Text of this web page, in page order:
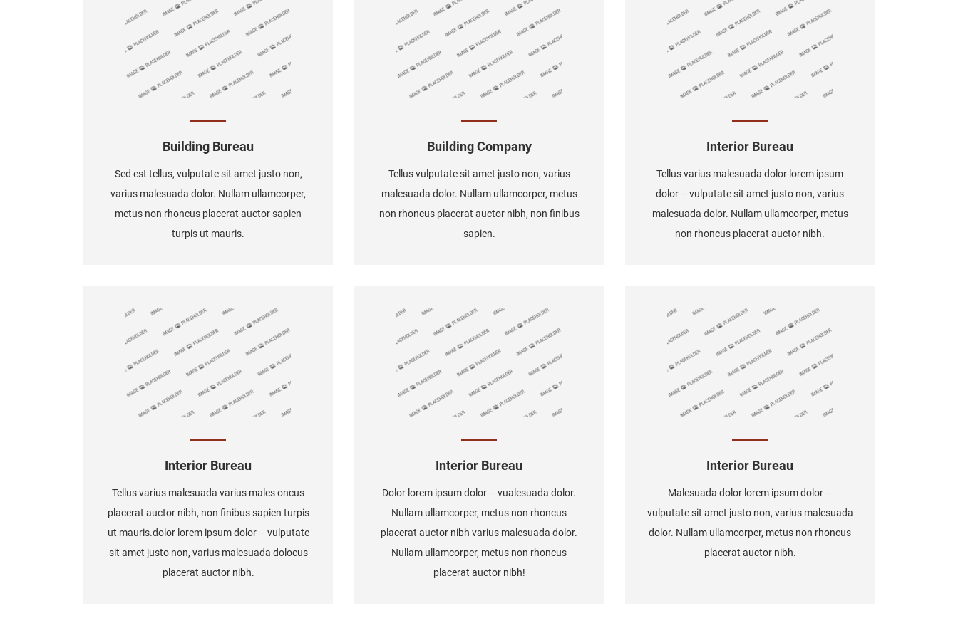
Building Bureau
Sed est tellus, vulputate sit amet justo non,
varius malesuada dolor. Nullam ullamcorper,
metus non rhoncus placerat auctor sapien
turpis ut mauris.
Building Company
Tellus vulputate sit amet justo non, varius
malesuada dolor. Nullam ullamcorper, metus
non rhoncus placerat auctor nibh, non finibus
sapien.
Interior Bureau
Tellus varius malesuada dolor lorem ipsum
dolor – vulputate sit amet justo non, varius
malesuada dolor. Nullam ullamcorper, metus
non rhoncus placerat auctor nibh.
Interior Bureau
Tellus varius malesuada varius males oncus
placerat auctor nibh, non finibus sapien turpis
ut mauris.dolor lorem ipsum dolor – vulputate
sit amet justo non, varius malesuada dolocus
placerat auctor nibh.
Interior Bureau
Dolor lorem ipsum dolor – vualesuada dolor.
Nullam ullamcorper, metus non rhoncus
placerat auctor nibh varius malesuada dolor.
Nullam ullamcorper, metus non rhoncus
placerat auctor nibh!
Interior Bureau
Malesuada dolor lorem ipsum dolor –
vulputate sit amet justo non, varius malesuada
dolor. Nullam ullamcorper, metus non rhoncus
placerat auctor nibh.